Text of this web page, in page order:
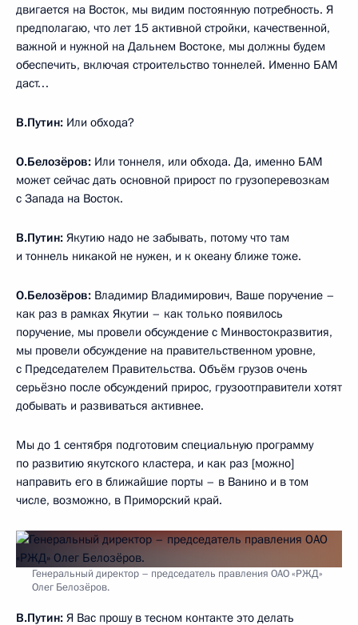
двигается на Восток, мы видим постоянную потребность. Я
предполагаю, что лет 15 активной стройки, качественной,
важной и нужной на Дальнем Востоке, мы должны будем
обеспечить, включая строительство тоннелей. Именно БАМ
даст…
В.Путин: Или обхода?
О.Белозёров: Или тоннеля, или обхода. Да, именно БАМ
может сейчас дать основной прирост по грузоперевозкам
с Запада на Восток.
В.Путин: Якутию надо не забывать, потому что там
и тоннель никакой не нужен, и к океану ближе тоже.
О.Белозёров: Владимир Владимирович, Ваше поручение –
как раз в рамках Якутии – как только появилось
поручение, мы провели обсуждение с Минвостокразвития,
мы провели обсуждение на правительственном уровне,
с Председателем Правительства. Объём грузов очень
серьёзно после обсуждений прирос, грузоотправители хотят
добывать и развиваться активнее.
Мы до 1 сентября подготовим специальную программу
по развитию якутского кластера, и как раз [можно]
направить его в ближайшие порты – в Ванино и в том
числе, возможно, в Приморский край.
Генеральный директор – председатель правления ОАО «РЖД»
Олег Белозёров.
В.Путин: Я Вас прошу в тесном контакте это делать